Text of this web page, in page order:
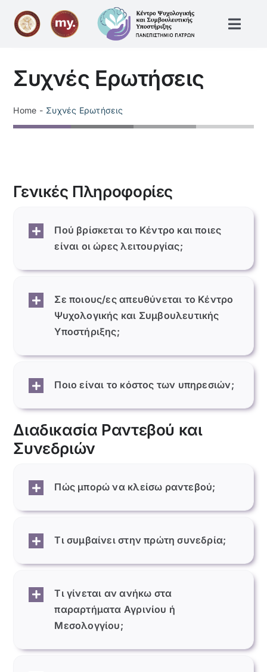
content
Video – Podcasts
Συχνές Ερωτήσεις
Νομοθεσία
Επικοινωνία
Συχνές Ερωτήσεις
Home Συχνές Ερωτήσεις
Γενικές Πληροφορίες
Πού βρίσκεται το Κέντρο και ποιες
είναι οι ώρες λειτουργίας;
Σε ποιους/ες απευθύνεται το Κέντρο
Ψυχολογικής και Συμβουλευτικής
Υποστήριξης;
Ποιο είναι το κόστος των υπηρεσιών;
Διαδικασία Ραντεβού και
Συνεδριών
Πώς μπορώ να κλείσω ραντεβού;
Τι συμβαίνει στην πρώτη συνεδρία;
Τι γίνεται αν ανήκω στα
παραρτήματα Αγρινίου ή
Μεσολογγίου;